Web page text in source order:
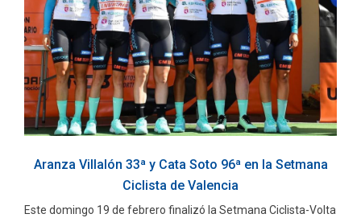
Aranza Villalón 33ª y Cata Soto 96ª en la Setmana
Ciclista de Valencia
Este domingo 19 de febrero finalizó la Setmana Ciclista-Volta